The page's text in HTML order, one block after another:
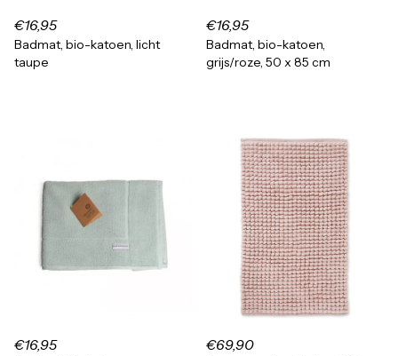
€16,95
Badmat, bio-katoen, licht
taupe
€16,95
Badmat, bio-katoen,
grijs/roze, 50 x 85 cm
€16,95 €69,90